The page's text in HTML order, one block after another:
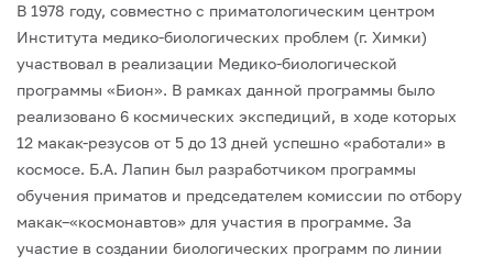
В 1978 году, совместно с приматологическим центром
Института медико-биологиче­ских проблем (г. Химки)
участвовал в реализации Медико-биологической
программы «Бион». В рамках данной программы было
реализовано 6 космических экспедиций, в ходе которых
12 макак-резусов от 5 до 13 дней успешно «работали» в
космосе. Б.А. Ла­пин был разработчиком программы
обучения приматов и председателем комиссии по отбору
макак–«космонавтов» для участия в программе. За
участие в создании биологи­ческих программ по линии